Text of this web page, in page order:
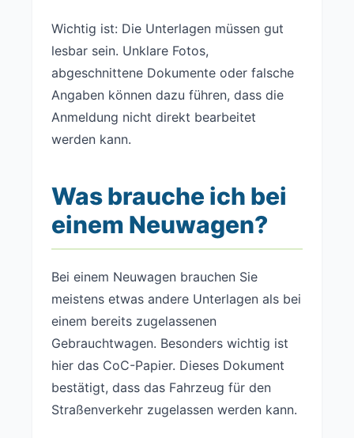
Wichtig ist: Die Unterlagen müssen gut
lesbar sein. Unklare Fotos,
abgeschnittene Dokumente oder falsche
Angaben können dazu führen, dass die
Anmeldung nicht direkt bearbeitet
werden kann.
Was brauche ich bei
einem Neuwagen?
Bei einem Neuwagen brauchen Sie
meistens etwas andere Unterlagen als bei
einem bereits zugelassenen
Gebrauchtwagen. Besonders wichtig ist
hier das CoC-Papier. Dieses Dokument
bestätigt, dass das Fahrzeug für den
Straßenverkehr zugelassen werden kann.